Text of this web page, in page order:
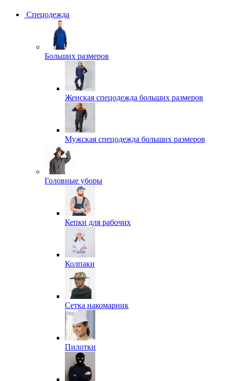
Спецодежда
Больших размеров
Женская спецодежда больших размеров
Мужская спецодежда больших размеров
Головные уборы
Кепки для рабочих
Колпаки
Сетка накомарник
Пилотки